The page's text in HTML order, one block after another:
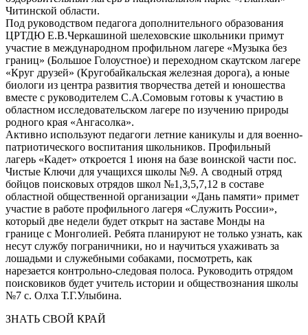
Читинской области.
Под руководством педагога дополнительного образования
ЦРТДЮ Е.В.Черкашиной шелеховские школьники примут
участие в международном профильном лагере «Музыка без
границ» (Большое Голоустное) и переходном скаутском лагере
«Круг друзей» (Кругобайкальская железная дорога), а юные
биологи из центра развития творчества детей и юношества
вместе с руководителем С.А.Сомовым готовы к участию в
областном исследовательском лагере по изучению природы
родного края «Ангасолка».
Активно используют педагоги летние каникулы и для военно-
патриотического воспитания школьников. Профильный
лагерь «Кадет» откроется 1 июня на базе воинской части пос.
Чистые Ключи для учащихся школы №9. А сводный отряд
бойцов поисковых отрядов школ №1,3,5,7,12 в составе
областной общественной организации «Дань памяти» примет
участие в работе профильного лагеря «Служить России»,
который две недели будет открыт на заставе Монды на
границе с Монголией. Ребята планируют не только узнать, как
несут службу пограничники, но и научиться ухаживать за
лошадьми и служебными собаками, посмотреть, как
нарезается контрольно-следовая полоса. Руководить отрядом
поисковиков будет учитель истории и обществознания школы
№7 с. Олха Т.Г.Улыбина.
ЗНАТЬ СВОЙ КРАЙ